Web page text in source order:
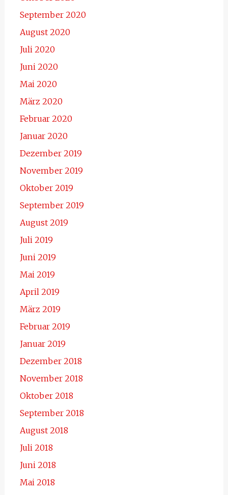
September 2020
August 2020
Juli 2020
Juni 2020
Mai 2020
März 2020
Februar 2020
Januar 2020
Dezember 2019
November 2019
Oktober 2019
September 2019
August 2019
Juli 2019
Juni 2019
Mai 2019
April 2019
März 2019
Februar 2019
Januar 2019
Dezember 2018
November 2018
Oktober 2018
September 2018
August 2018
Juli 2018
Juni 2018
Mai 2018